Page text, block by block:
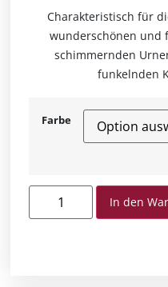
Charakteristisch für
wunderschönen und
schimmernden
funkelnden
Farbe
In den